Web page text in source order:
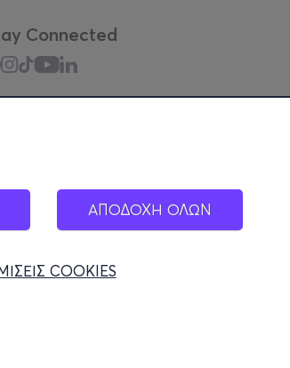
ΑΠΟΔΟΧΗ ΟΛΩΝ
COOKIES
Connected